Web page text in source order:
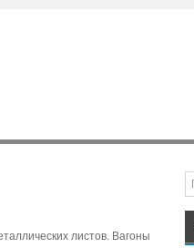
листов. Вагоны